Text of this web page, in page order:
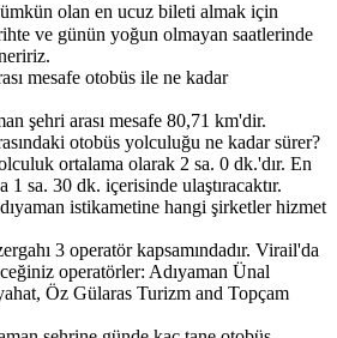
olan en ucuz bileti almak için
ve günün yoğun olmayan saatlerinde
mesafe otobüs ile ne kadar
şehri arası mesafe 80,71 km'dir.
otobüs yolculuğu ne kadar sürer?
ortalama olarak 2 sa. 0 dk.'dır. En
1 sa. 30 dk. içerisinde ulaştıracaktır.
istikametine hangi şirketler hizmet
3 operatör kapsamındadır. Virail'da
operatörler: Adıyaman Ünal
Öz Gülaras Turizm and Topçam